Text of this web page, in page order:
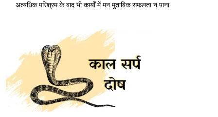
अत्यधिक परिश्रम के बाद भी कार्यों में मन मुताबिक सफलता न पाना